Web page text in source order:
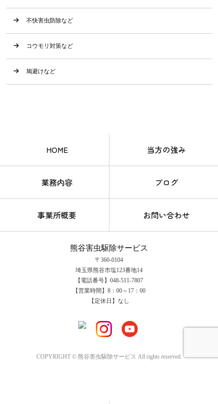
不快害虫防除など
コウモリ対策など
鳩避けなど
HOME 当方の強み
業務内容 ブログ
事業所概要 お問い合わせ
熊谷害虫駆除サービス
〒360-0104
埼玉県熊谷市塩123番地14
【電話番号】048-511-7807
【営業時間】8：00～17：00
【定休日】なし
COPYRIGHT © 熊谷害虫駆除サービス All rights reserved.